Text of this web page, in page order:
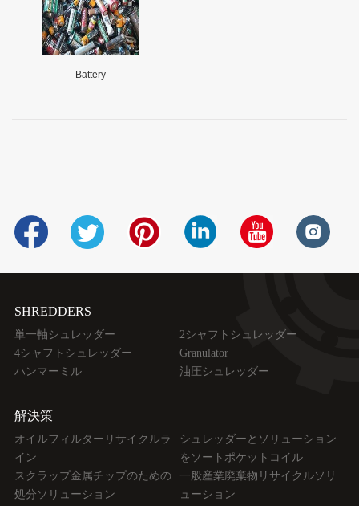
Battery
SHREDDERS
単一軸シュレッダー
2シャフトシュレッダー
4シャフトシュレッダー
Granulator
ハンマーミル
油圧シュレッダー
解決策
オイルフィルターリサイクルラ
イン
シュレッダーとソリューション
をソートポケットコイル
スクラップ金属チップのための
処分ソリューション
一般産業廃棄物リサイクルソリ
ューション